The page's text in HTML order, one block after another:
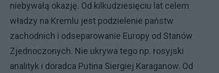
niebywałą okazję. Od kilkudziesięciu lat celem
władzy na Kremlu jest podzielenie państw
zachodnich i odseparowanie Europy od Stanów
Zjednoczonych. Nie ukrywa tego np. rosyjski
analityk i doradca Putina Siergiej Karaganow. Od